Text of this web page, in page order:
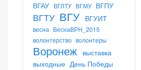
ВГАУ ВГЛТУ ВГМУ ВГПУ
ВГТУ ВГУ ВГУИТ
весна ВеснаВРН_2015
волонтерство волонтеры
Воронеж выставка
выходные День Победы